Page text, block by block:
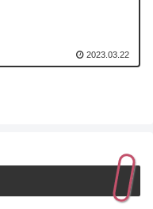
2023.03.22